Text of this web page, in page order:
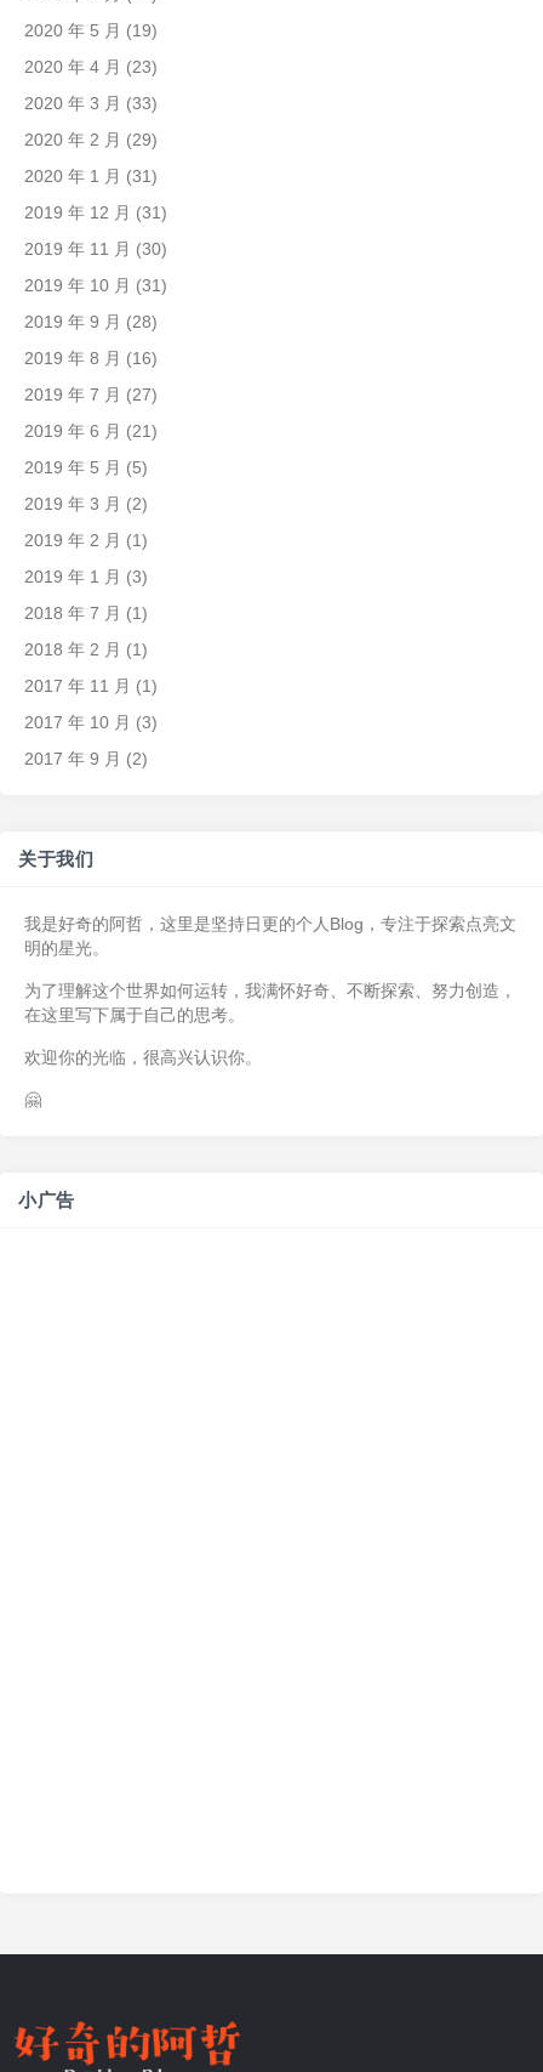
2020 年 5 月 (19)
2020 年 4 月 (23)
2020 年 3 月 (33)
2020 年 2 月 (29)
2020 年 1 月 (31)
2019 年 12 月 (31)
2019 年 11 月 (30)
2019 年 10 月 (31)
2019 年 9 月 (28)
2019 年 8 月 (16)
2019 年 7 月 (27)
2019 年 6 月 (21)
2019 年 5 月 (5)
2019 年 3 月 (2)
2019 年 2 月 (1)
2019 年 1 月 (3)
2018 年 7 月 (1)
2018 年 2 月 (1)
2017 年 11 月 (1)
2017 年 10 月 (3)
2017 年 9 月 (2)
关于我们
我是好奇的阿哲，这里是坚持日更的个人Blog，专注于探索点亮文
明的星光。
为了理解这个世界如何运转，我满怀好奇、不断探索、努力创造，
在这里写下属于自己的思考。
欢迎你的光临，很高兴认识你。
🤗
小广告